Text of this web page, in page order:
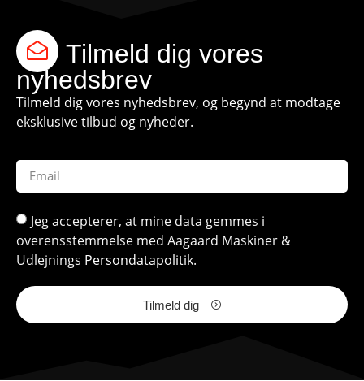
Tilmeld dig vores
nyhedsbrev
Tilmeld dig vores nyhedsbrev, og begynd at modtage
eksklusive tilbud og nyheder.
Jeg accepterer, at mine data gemmes i
overensstemmelse med Aagaard Maskiner &
Udlejnings Persondatapolitik.
Tilmeld dig